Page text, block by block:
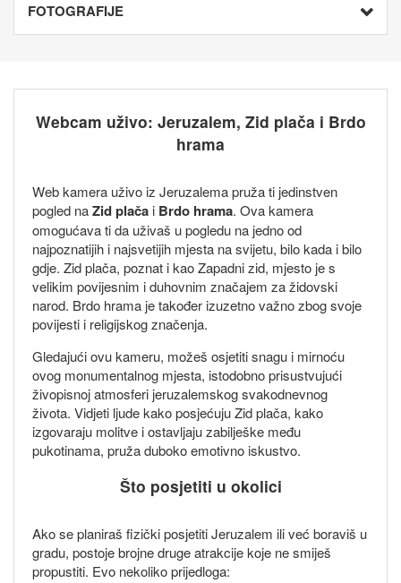
FOTOGRAFIJE
Webcam uživo: Jeruzalem, Zid plača i Brdo
hrama
Web kamera uživo iz Jeruzalema pruža ti jedinstven
pogled naZid plača i Brdo hrama. Ova kamera
omogućava ti da uživaš u pogledu na jedno od
najpoznatijih i najsvetijih mjesta na svijetu, bilo kada i bilo
gdje. Zid plača, poznat i kao Zapadni zid, mjesto je s
velikim povijesnim i duhovnim značajem za židovski
narod. Brdo hrama je također izuzetno važno zbog svoje
povijesti i religijskog značenja.
Gledajući ovu kameru, možeš osjetiti snagu i mirnoću
ovog monumentalnog mjesta, istodobno prisustvujući
živopisnoj atmosferi jeruzalemskog svakodnevnog
života. Vidjeti ljude kako posjećuju Zid plača, kako
izgovaraju molitve i ostavljaju zabilješke među
pukotinama, pruža duboko emotivno iskustvo.
Što posjetiti u okolici
Ako se planiraš fizički posjetiti Jeruzalem ili već boraviš u
gradu, postoje brojne druge atrakcije koje ne smiješ
propustiti. Evo nekoliko prijedloga: